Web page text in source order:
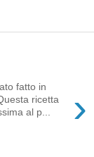
›
fatto in
ricetta
al p...